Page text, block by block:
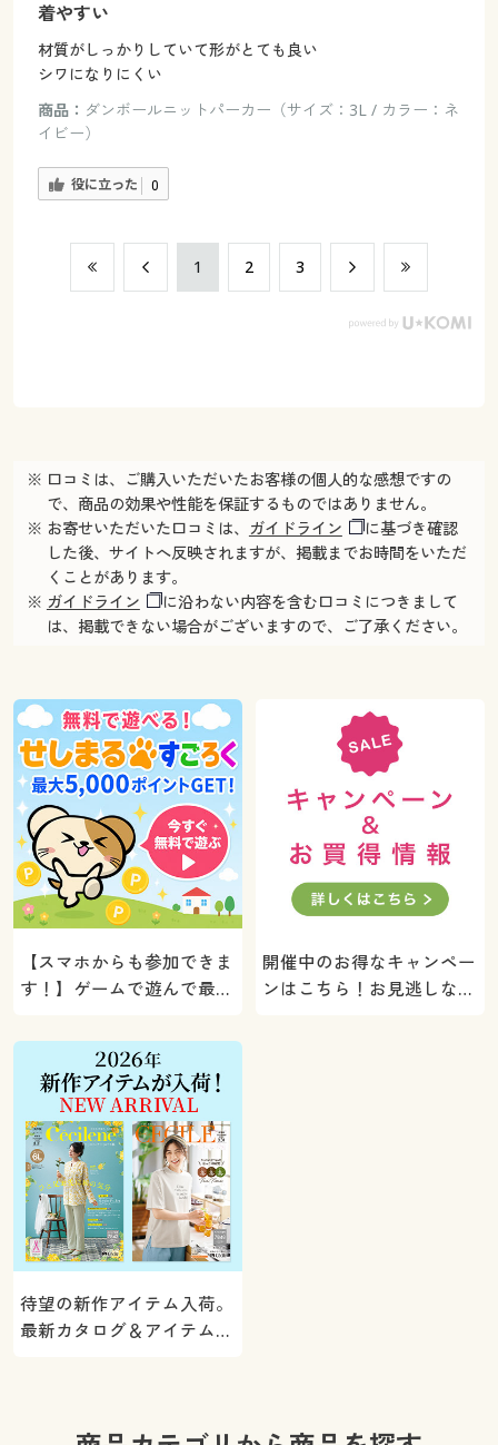
着やすい
材質がしっかりしていて形がとても良い
シワになりにくい
商品： ダンボールニットパーカー（サイズ：3L / カラー：ネ
イビー）
役に立った 0
​1 ​2 ​3
※ 口コミは、ご購入いただいたお客様の個人的な感想ですの
で、商品の効果や性能を保証するものではありません。
※ お寄せいただいた口コミは、 ガイドライン
に基づき確認
した後、サイトへ反映されますが、掲載までお時間をいただ
くことがあります。
※ ガイドライン
に沿わない内容を含む口コミにつきまして
は、掲載できない場合がございますので、ご了承ください。
【スマホからも参加できま
す！】ゲームで遊んで最大
ト！
開催中のお得なキャンペー
ンはこちら！お見逃しな
待望の新作アイテム入荷。
最新カタログ＆アイテムを